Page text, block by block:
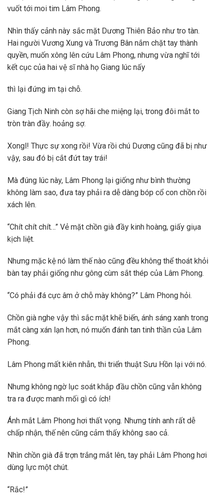
vuốt tới moi tim Lâm Phong.
Nhìn thấy cảnh này sắc mặt Dương Thiên Bảo như tro tàn.
Hai người Vương Xung và Trương Bân nắm chặt tay thành
quyền, muốn xông lên cứu Lâm Phong, nhưng vừa nghĩ tới
kết cục của hai vệ sĩ nhà họ Giang lúc nấy
thì lại đứng im tại chỗ.
Giang Tịch Ninh còn sợ hãi che miệng lại, trong đôi mắt to
tròn tràn đầy. hoảng sợ.
Xongl! Thực sự xong rồi! Vừa rồi chú Dương cũng đã bị như
vậy, sau đó bị cắt đứt tay trái!
Mà đúng lúc này, Lâm Phong lại giống như bình thường
không làm sao, đưa tay phải ra dễ dàng bóp cổ con chồn rồi
xách lên.
“Chít chít chít…” Vẻ mặt chồn già đầy kinh hoàng, giấy giụa
kịch liệt.
Nhưng mặc kệ nó làm thế nào cũng đều không thể thoát khỏi
bàn tay phải giống như gông cùm sắt thép của Lâm Phong.
“Có phải đá cực âm ở chỗ mày không?” Lâm Phong hỏi.
Chồn già nghe vậy thì sắc mặt khẽ biến, ánh sáng xanh trong
mắt càng xán lạn hơn, nó muốn đánh tan tinh thần của Lâm
Phong.
Lâm Phong mất kiên nhẫn, thi triển thuật Sưu Hồn lại với nó.
Nhưng không ngờ lục soát khắp đầu chồn cũng vẫn không
tra ra được manh mối gì có ích!
Ánh mắt Lâm Phong hơi thất vọng. Nhưng tính anh rất dễ
chấp nhận, thế nên cũng cảm thấy không sao cả.
Nhìn chồn già đã trợn trắng mắt lên, tay phải Lâm Phong hơi
dùng lực một chút.
“Rắc!”